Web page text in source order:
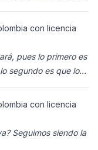
con licencia
pues lo primero es
segundo es que los
con licencia
Seguimos siendo la